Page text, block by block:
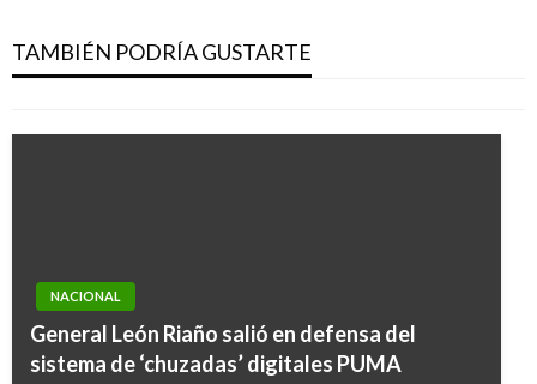
TAMBIÉN PODRÍA GUSTARTE
atender a Tumaco
Manuel Reyes Beltran jueves junio 28, 2018
NACIONAL
General León Riaño salió en defensa del
sistema de ‘chuzadas’ digitales PUMA